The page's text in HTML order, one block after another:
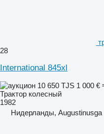
28
International 845xl
10 650 TJS 1 000 €
Трактор колесный
1982
Нидерланды, Augustinusga